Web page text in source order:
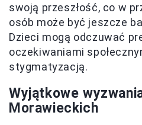
swoją przeszłość, co w
osób może być jeszcze
Dzieci mogą odczuwać
oczekiwaniami
stygmatyzacją.
Wyjątkowe
Morawieckich